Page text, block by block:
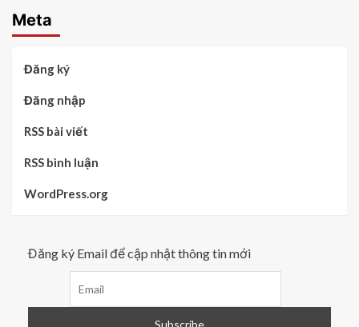
Meta
Đăng ký
Đăng nhập
RSS bài viết
RSS bình luận
WordPress.org
Đăng ký Email để cập nhật thông tin mới